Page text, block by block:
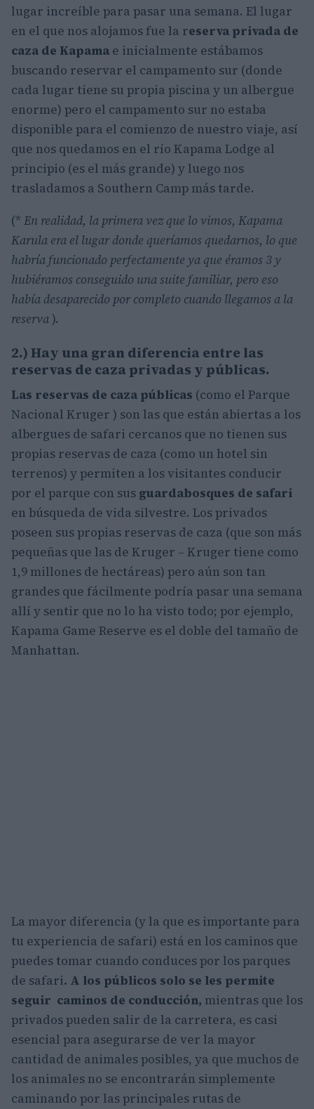
lugar increíble para pasar una semana. El lugar
en el que nos alojamos fue la reserva privada de
caza de Kapama e inicialmente estábamos
buscando reservar el campamento sur (donde
cada lugar tiene su propia piscina y un albergue
enorme) pero el campamento sur no estaba
disponible para el comienzo de nuestro viaje, así
que nos quedamos en el río Kapama Lodge al
principio (es el más grande) y luego nos
trasladamos a Southern Camp más tarde.
(* En realidad, la primera vez que lo vimos, Kapama
Karula era el lugar donde queríamos quedarnos, lo que
habría funcionado perfectamente ya que éramos 3 y
hubiéramos conseguido una suite familiar, pero eso
había desaparecido por completo cuando llegamos a la
reserva ).
2.) Hay una gran diferencia entre las
reservas de caza privadas y públicas.
Las reservas de caza públicas (como el Parque
Nacional Kruger ) son las que están abiertas a los
albergues de safari cercanos que no tienen sus
propias reservas de caza (como un hotel sin
terrenos) y permiten a los visitantes conducir
por el parque con sus guardabosques de safari
en búsqueda de vida silvestre. Los privados
poseen sus propias reservas de caza (que son más
pequeñas que las de Kruger – Kruger tiene como
1,9 millones de hectáreas) pero aún son tan
grandes que fácilmente podría pasar una semana
allí y sentir que no lo ha visto todo; por ejemplo,
Kapama Game Reserve es el doble del tamaño de
Manhattan.
La mayor diferencia (y la que es importante para
tu experiencia de safari) está en los caminos que
puedes tomar cuando conduces por los parques
de safari. A los públicos solo se les permite
seguir caminos de conducción, mientras que los
privados pueden salir de la carretera, es casi
esencial para asegurarse de ver la mayor
cantidad de animales posibles, ya que muchos de
los animales no se encontrarán simplemente
caminando por las principales rutas de